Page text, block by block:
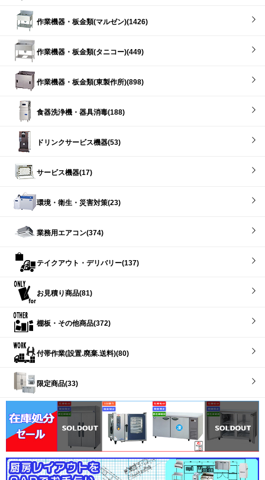
作業機器・板金類(マルゼン)(1426)
作業機器・板金類(タニコー)(449)
作業機器・板金類(東製作所)(898)
食器洗浄機・器具消毒(188)
ドリンクサービス機器(53)
サービス機器(17)
環境・衛生・災害対策(23)
業務用エアコン(374)
テイクアウト・デリバリー(137)
お見積り商品(81)
棚板・その他商品(372)
付帯作業(設置.廃棄.送料)(80)
限定商品(33)